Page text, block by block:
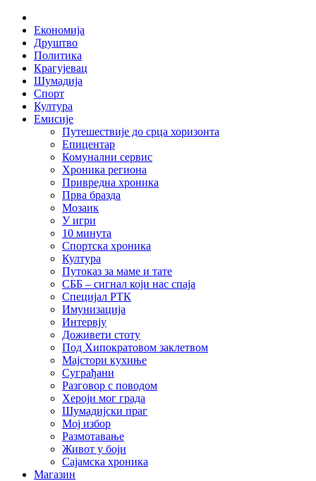
Skip
content
Економија
Друштво
Политика
Крагујевац
Шумадија
Спорт
Култура
Емисије
Путешествије до срца хоризонта
Епицентар
Комунални сервис
Хроника региона
Привредна хроника
Прва бразда
Мозаик
У игри
10 минута
Спортска хроника
Култура
Путоказ за маме и тате
СББ – сигнал који нас спаја
Специјал РТК
Имунизација
Интервју
Доживети стоту
Под Хипократовом заклетвом
Мајстори кухиње
Суграђани
Разговор с поводом
Хероји мог града
Шумадијски праг
Мој избор
Размотавање
Живот у боји
Сајамска хроника
Магазин